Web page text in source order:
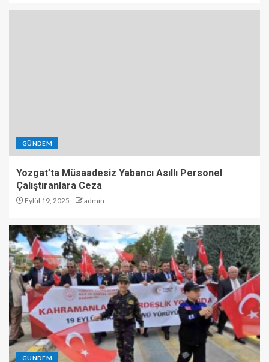
GÜNDEM
Yozgat’ta Müsaadesiz Yabancı Asıllı Personel
Çalıştıranlara Ceza
Eylül 19, 2025 admin
GÜNDEM